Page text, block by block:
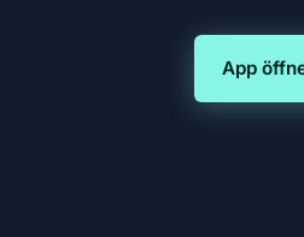
App